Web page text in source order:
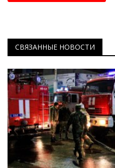
СВЯЗАННЫЕ НОВОСТИ